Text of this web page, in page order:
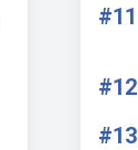
#11
#12
#13